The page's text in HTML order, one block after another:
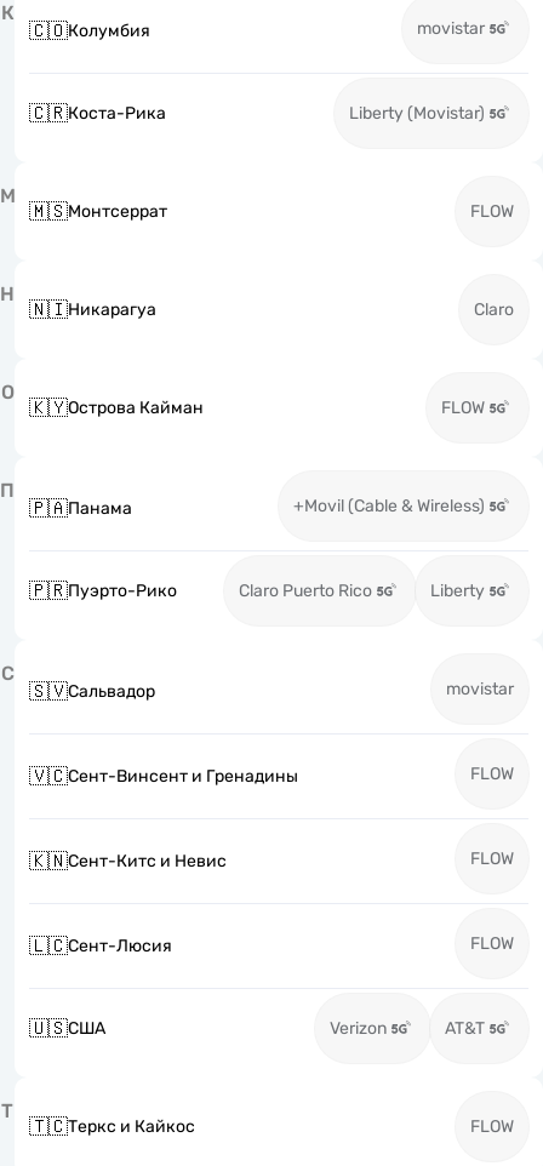
К
🇨🇴Колумбия movistar
🇨🇷Коста-Рика Liberty (Movistar)
М
🇲🇸Монтсеррат FLOW
Н
🇳🇮Никарагуа Claro
О
🇰🇾Острова Кайман FLOW
П
🇵🇦Панама +Movil (Cable & Wireless)
🇵🇷Пуэрто-Рико Claro Puerto Rico Liberty
С
🇸🇻Сальвадор movistar
🇻🇨Сент-Винсент и Гренадины FLOW
🇰🇳Сент-Китс и Невис FLOW
🇱🇨Сент-Люсия FLOW
🇺🇸США Verizon AT&T
Т
🇹🇨Теркс и Кайкос FLOW